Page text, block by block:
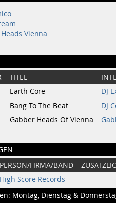
Vienna
TITEL
Earth Core DJ
Bang To The Beat DJ
Gabber Heads Of Vienna
PERSON/FIRMA/BAND
High Score Records
-
Montag, Dienstag &